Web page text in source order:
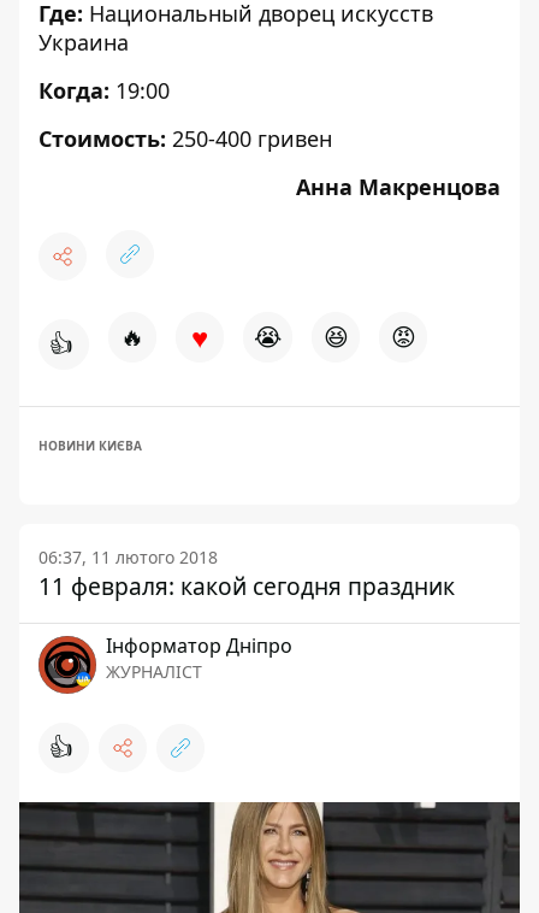
Где: Национальный дворец искусств
Украина
Когда: 19:00
Стоимость: 250-400 гривен
Анна Макренцова
👍 🔥 ♥ 😭 😆 😡
НОВИНИ КИЄВА
06:37, 11 лютого 2018
11 февраля: какой сегодня праздник
Інформатор Дніпро
ЖУРНАЛІСТ
👍